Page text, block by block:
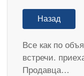
Назад
Все как по
встречи.
Продавца…